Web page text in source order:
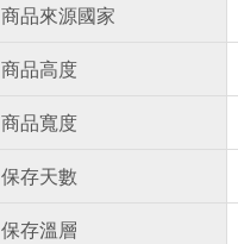
商品來源國家
商品高度
商品寬度
保存天數
保存溫層